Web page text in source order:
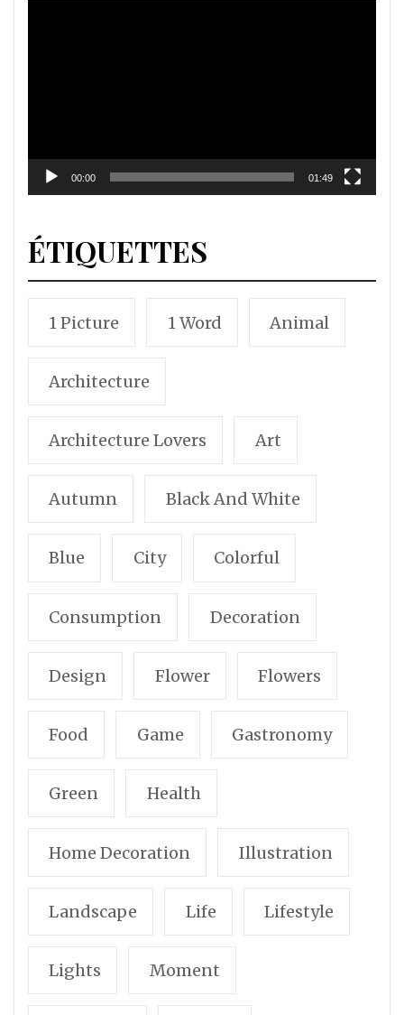
00:00 01:49
ÉTIQUETTES
1 Picture 1 Word Animal
Architecture
Architecture Lovers Art
Autumn Black And White
Blue City Colorful
Consumption Decoration
Design Flower Flowers
Food Game Gastronomy
Green Health
Home Decoration Illustration
Landscape Life Lifestyle
Lights Moment